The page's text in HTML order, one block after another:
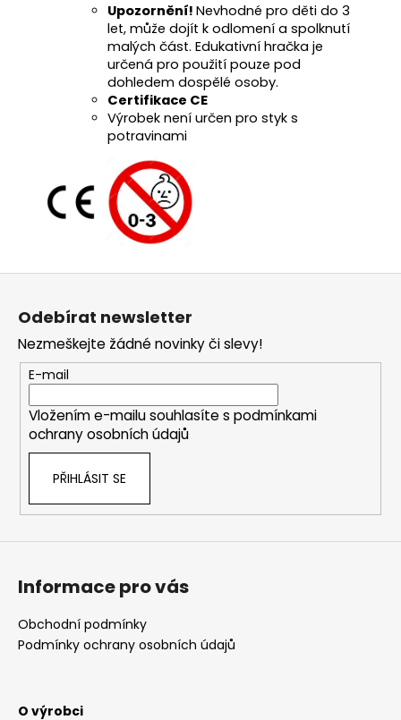
Upozornění! Nevhodné pro děti do 3
let, může dojít k odlomení a spolknutí
malých část. Edukativní hračka je
určená pro použití pouze pod
dohledem dospělé osoby.
Certifikace CE
Výrobek není určen pro styk s
potravinami
Z
Odebírat newsletter
Nezmeškejte žádné novinky či slevy!
E-mail
Vložením e-mailu souhlasíte s podmínkami
ochrany osobních údajů
PŘIHLÁSIT SE
Informace pro vás
Obchodní podmínky
Podmínky ochrany osobních údajů
O výrobci